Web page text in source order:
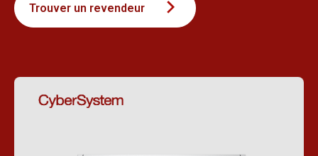
Trouver un revendeur